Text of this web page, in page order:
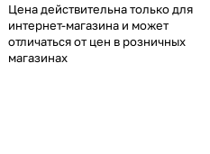
Цена действительна только для
интернет-магазина и может
отличаться от цен в розничных
магазинах